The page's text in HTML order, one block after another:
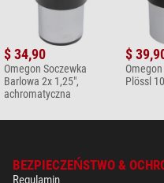
$ 34,90
Omegon Soczewka
Barlowa 2x 1,25",
achromatyczna
$
Plössl
BEZPIECZEŃSTWO &
Regulamin